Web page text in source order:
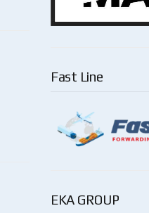
Fast Line
EKA GROUP